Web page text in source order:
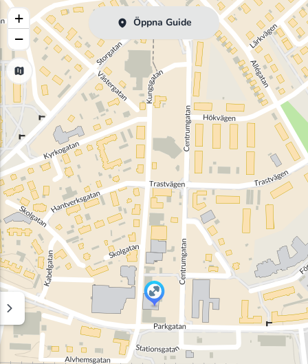
Öppna Guide
+
−